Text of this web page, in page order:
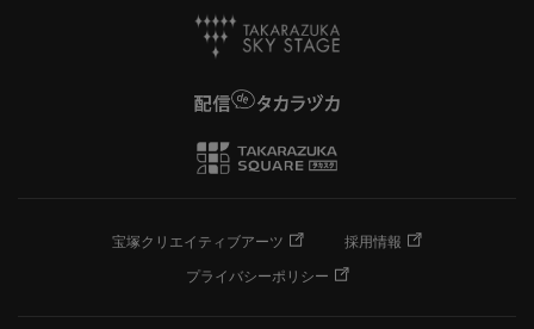
宝塚クリエイティブアーツ
採用情報
プライバシーポリシー